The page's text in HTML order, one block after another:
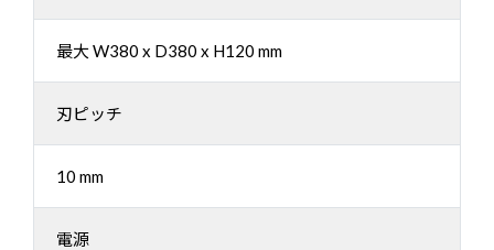
最大 W380 x D380 x H120 mm
刃ピッチ
10 mm
電源